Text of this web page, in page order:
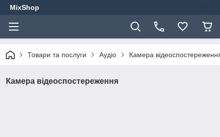
MixShop
Товари та послуги Аудіо Камера
Камера відеоспостереження